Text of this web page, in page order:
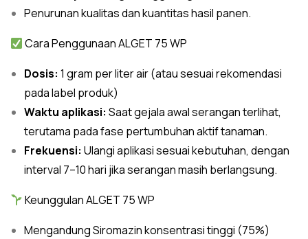
Penurunan kualitas dan kuantitas hasil panen.
Cara Penggunaan ALGET 75 WP
Dosis: 1 gram per liter air (atau sesuai rekomendasi
pada label produk)
Waktu aplikasi: Saat gejala awal serangan terlihat,
terutama pada fase pertumbuhan aktif tanaman.
Frekuensi: Ulangi aplikasi sesuai kebutuhan, dengan
interval 7–10 hari jika serangan masih berlangsung.
Keunggulan ALGET 75 WP
Mengandung Siromazin konsentrasi tinggi (75%)